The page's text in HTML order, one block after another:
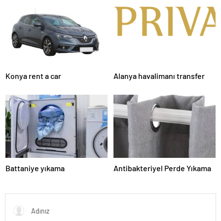
Konya rent a car Alanya havalimanı transfer
Battaniye yıkama Antibakteriyel Perde Yıkama